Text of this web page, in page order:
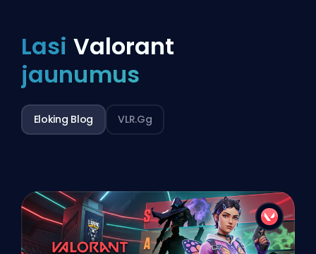
Lasi Valorant
jaunumus
Eloking Blog VLR.gg